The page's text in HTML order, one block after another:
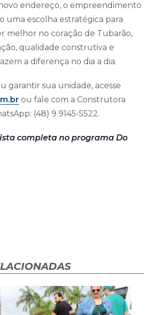
endereço, o empreendimento
uma escolha estratégica para
melhor no coração de Tubarão,
qualidade construtiva e
a diferença no dia a dia.
garantir sua unidade, acesse
ou fale com a Construtora
(48) 9 9145-5522.
completa no programa Do